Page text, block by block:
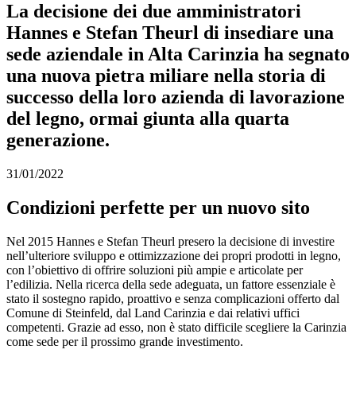
La decisione dei due amministratori
Hannes e Stefan Theurl di insediare una
sede aziendale in Alta Carinzia ha segnato
una nuova pietra miliare nella storia di
successo della loro azienda di lavorazione
del legno, ormai giunta alla quarta
generazione.
31/01/2022
Condizioni perfette per un nuovo sito
Nel 2015 Hannes e Stefan Theurl presero la decisione di investire
nell’ulteriore sviluppo e ottimizzazione dei propri prodotti in legno,
con l’obiettivo di offrire soluzioni più ampie e articolate per
l’edilizia. Nella ricerca della sede adeguata, un fattore essenziale è
stato il sostegno rapido, proattivo e senza complicazioni offerto dal
Comune di Steinfeld, dal Land Carinzia e dai relativi uffici
competenti. Grazie ad esso, non è stato difficile scegliere la Carinzia
come sede per il prossimo grande investimento.